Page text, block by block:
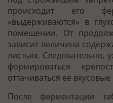
происходит его
«выдерживаются» в
помещении. От
зависит величина
листьях. Следовательно,
формироваться
оттачиваться ее вкусовые
После ферментации